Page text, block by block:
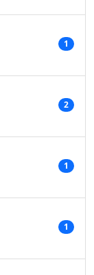
1
2
1
1